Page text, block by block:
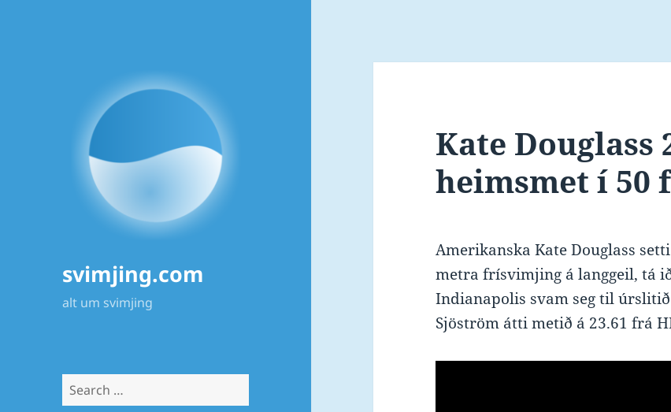
svimjing.com
alt um svimjing
Search
for:
Kate Douglass
heimsmet í 50
Amerikanska Kate Douglass
metra frísvimjing á langgeil, tá
Indianapolis svam seg til úrslitið
Sjöström átti metið á 23.61 frá